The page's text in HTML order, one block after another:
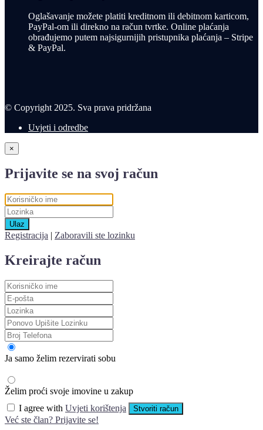
Oglašavanje možete platiti kreditnom ili debitnom karticom,
PayPal-om ili direkno na račun tvrtke. Online plaćanja
obrađujemo putem najsigurnijih pristupnika plaćanja – Stripe
& PayPal.
© Copyright 2025. Sva prava pridržana
Uvjeti i odredbe
×
Prijavite se na svoj račun
Ulaz
Registracija | Zaboravili ste lozinku
Kreirajte račun
Ja samo želim rezervirati sobu
Želim proći svoje imovine u zakup
I agree with Uvjeti korištenja Stvoriti račun
Već ste član? Prijavite se!